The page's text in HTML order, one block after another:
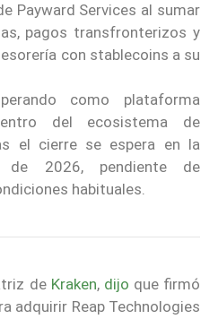
Payward Services al sumar
pagos transfronterizos y
con stablecoins a su
como plataforma
del ecosistema de
el cierre se espera en la
de 2026, pendiente de
habituales.
de Kraken, dijo que firmó
adquirir Reap Technologies